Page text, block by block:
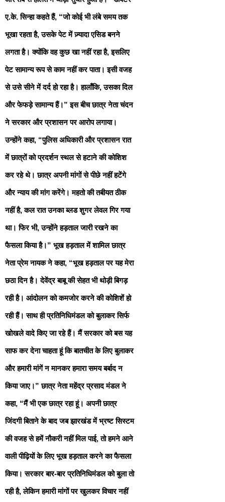
ए.के. सिन्हा कहते हैं, “जो कोई भी लंबे समय तक
भूखा रहता है, उसके पेट में ज़्यादा एसिड बनने
लगता है। क्योंकि वह कुछ खा नहीं रहा है, इसलिए
पेट सामान्य रूप से काम नहीं कर पाता। इसी वजह
से उसे सीने में दर्द हो रहा है। हालाँकि, उसका दिल
और फेफड़े सामान्य हैं।” इस बीच छात्र नेता चंदन
ने सरकार और प्रशासन पर आरोप लगाया।
उन्होंने कहा, “पुलिस अधिकारी और प्रशासन रात
में छात्रों को प्रदर्शन स्थल से हटाने की कोशिश
कर रहे थे। छात्र अपनी मांगों से पीछे नहीं हटेंगे
और न्याय की मांग करेंगे। महतो की तबीयत ठीक
नहीं है, कल रात उनका ब्लड शुगर लेवल गिर गया
था। फिर भी, उन्होंने हड़ताल जारी रखने का
फैसला किया है।” भूख हड़ताल में शामिल छात्र
नेता प्रेम नायक ने कहा, “भूख हड़ताल पर यह मेरा
छठा दिन है। देवेंद्र बाबू की सेहत भी थोड़ी बिगड़
रही है। आंदोलन को कमजोर करने की कोशिशें हो
रही हैं। साथ ही प्रतिनिधिमंडल को बुलाकर सिर्फ
खोखले वादे किए जा रहे हैं। मैं सरकार को बस यह
साफ कर देना चाहता हूं कि बातचीत के लिए बुलाकर
और हमारी मांगें न मानकर हमारा समय बर्बाद न
किया जाए।” छात्र नेता महेंद्र प्रसाद मंडल ने
कहा, “मैं भी एक छात्र रहा हूं। अपनी छात्र
जिंदगी बिताने के बाद जब झारखंड में भ्रष्ट सिस्टम
की वजह से हमें नौकरी नहीं मिल पाई, तो हमने आने
वाली पीढ़ियों के लिए भूख हड़ताल करने का फैसला
किया। सरकार बार-बार प्रतिनिधिमंडल को बुला तो
रही है, लेकिन हमारी मांगों पर खुलकर विचार नहीं